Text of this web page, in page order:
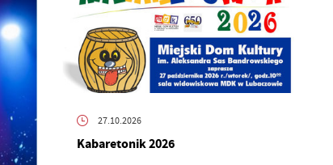
27.10.2026
Kabaretonik 2026